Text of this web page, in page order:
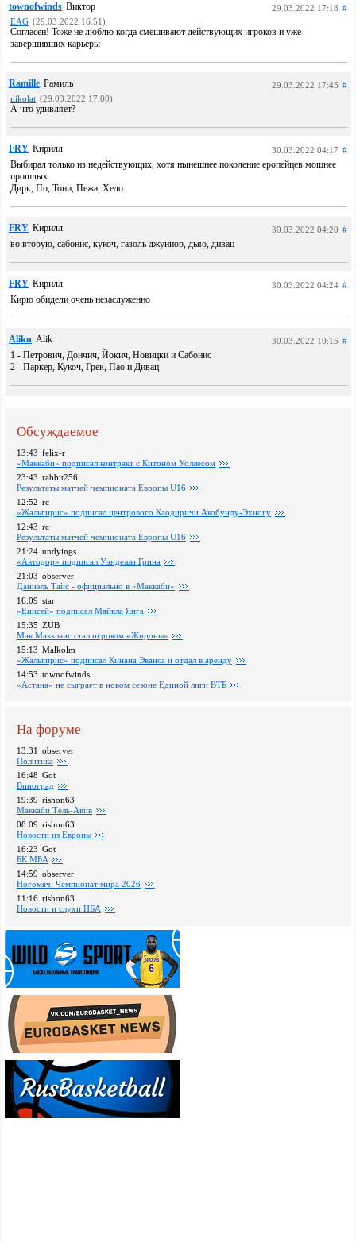
townofwinds Виктор 29.03.2022 17:18 #
EAG (29.03.2022 16:51)
Согласен! Тоже не люблю когда смешивают действующих игроков и уже
завершивших карьеры
Ramille Рамиль 29.03.2022 17:45 #
nikolat (29.03.2022 17:00)
А что удивляет?
FRY Кирилл 30.03.2022 04:17 #
Выбирал только из недействующих, хотя нынешнее поколение еропейцев мощнее
прошлых
Дирк, По, Тони, Пежа, Хедо
FRY Кирилл 30.03.2022 04:20 #
во вторую, сабонис, кукоч, газоль джуниор, дьяо, дивац
FRY Кирилл 30.03.2022 04:24 #
Кирю обидели очень незаслуженно
Alikn Alik 30.03.2022 10:15 #
1 - Петрович, Дончич, Йокич, Новицки и Сабонис
2 - Паркер, Кукоч, Грек, Пао и Дивац
Обсуждаемое
13:43 felix-r
«Маккаби» подписал контракт с Китоном Уоллесом
23:43 rabbit256
Pезультаты матчей чемпионата Европы U16
12:52 rc
«Жальгирис» подписал центрового Каодиричи Акобунду-Эхиогу
12:43 rc
Pезультаты матчей чемпионата Европы U16
21:24 undyings
«Автодор» подписал Уэнделла Грина
21:03 observer
Даниэль Тайс - официально в «Маккаби»
16:09 star
«Енисей» подписал Майкла Янга
15:35 ZUB
Мэк Маккланг стал игроком «Жироны»
15:13 Malkolm
«Жальгирис» подписал Кинана Эванса и отдал в аренду
14:53 townofwinds
«Астана» не сыграет в новом сезоне Единой лиги ВТБ
На форуме
13:31 observer
Политика
16:48 Got
Виноград
19:39 rishon63
Маккаби Тель-Авив
08:09 rishon63
Новости из Европы
16:23 Got
БК МБА
14:59 observer
Ногомяч: Чемпионат мира 2026
11:16 rishon63
Новости и слухи НБА